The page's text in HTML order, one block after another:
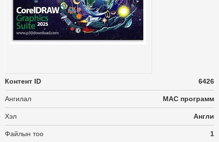
Контент ID 6426
Ангилал MAC программ
Хэл Англи
Файлын тоо 1